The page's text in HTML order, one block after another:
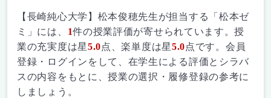
【長崎純心大学】松本俊穂先生が担当する「松本ゼ
ミ」には、 1件の授業評価が寄せられています。授
業の充実度は星5.0点、楽単度は星5.0点です。会員
登録・ログインをして、在学生による評価とシラバ
スの内容をもとに、授業の選択・履修登録の参考に
しましょう。